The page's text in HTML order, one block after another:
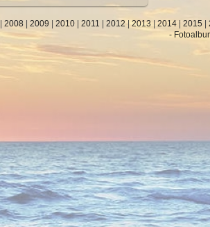
|2008 |2009 |2010 |2011 |2012 |2013 |2014 |2015 |
-